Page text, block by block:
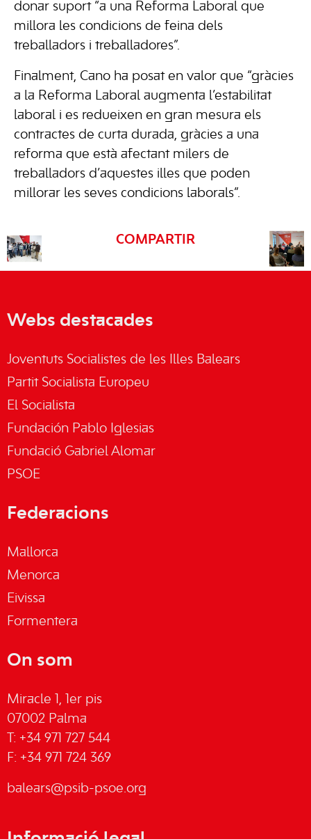
donar suport “a una Reforma Laboral que
millora les condicions de feina dels
treballadors i treballadores”.
Finalment, Cano ha posat en valor que “gràcies
a la Reforma Laboral augmenta l’estabilitat
laboral i es redueixen en gran mesura els
contractes de curta durada, gràcies a una
reforma que està afectant milers de
treballadors d’aquestes illes que poden
millorar les seves condicions laborals”.
COMPARTIR
Webs destacades
Joventuts Socialistes de les Illes Balears
Partit Socialista Europeu
El Socialista
Fundación Pablo Iglesias
Fundació Gabriel Alomar
PSOE
Federacions
Mallorca
Menorca
Eivissa
Formentera
On som
Miracle 1, 1er pis
07002 Palma
T: +34 971 727 544
F: +34 971 724 369
balears@psib-psoe.org